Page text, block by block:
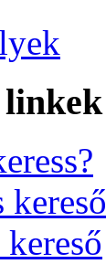
linkek
kereső